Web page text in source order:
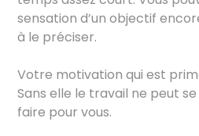
sensation d’un objectif
à le préciser.
Votre motivation qui est
Sans elle le travail ne peut
faire pour vous.